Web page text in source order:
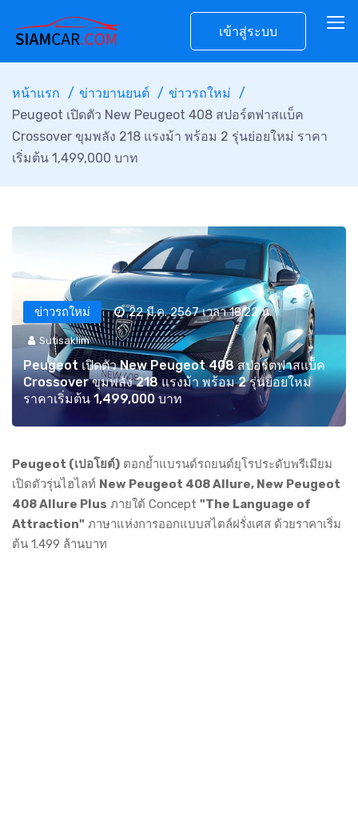
เข้าสู่ระบบ
หน้าแรก ข่าวยานยนต์
ข่าวรถใหม่
Peugeot เปิดตัว New Peugeot 408 สปอร์ตฟาสแบ็ค
Crossover ขุมพลัง 218 แรงม้า พร้อม 2 รุ่นย่อยใหม่ ราคา
เริ่มต้น 1,499,000 บาท
ข่าวรถใหม่ 22 มี.ค. 2567 เวลา 18:22 น.
Sutisaklim
Peugeot เปิดตัว New Peugeot 408 สปอร์ตฟาสแบ็ค
Crossover ขุมพลัง 218 แรงม้า พร้อม 2 รุ่นย่อยใหม่
ราคาเริ่มต้น 1,499,000 บาท
Peugeot (เปอโยต์) ตอกย้ำแบรนด์รถยนต์ยุโรประดับพรีเมียม
เปิดตัวรุ่นไฮไลท์ New Peugeot 408 Allure, New Peugeot
408 Allure Plus ภายใต้ Concept "The Language of
Attraction" ภาษาแห่งการออกแบบสไตล์ฝรั่งเศส ด้วยราคาเริ่ม
ต้น 1.499 ล้านบาท